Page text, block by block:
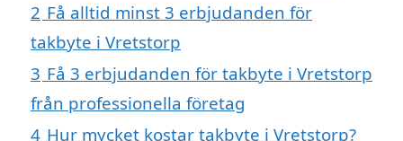
2 Få alltid minst 3 erbjudanden för
takbyte i Vretstorp
3 Få 3 erbjudanden för takbyte i Vretstorp
från professionella företag
4 Hur mycket kostar takbyte i Vretstorp?